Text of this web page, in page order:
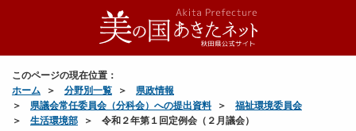
このページの現在位置：
ホーム
分野別一覧
県政情報
県議会常任委員会（分科会）への提出資料
福祉環境委員会
生活環境部
令和２年第１回定例会（２月議会）